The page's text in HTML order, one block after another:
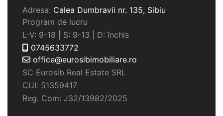
Adresa: Calea Dumbravii nr. 135, Sibiu
Program de lucru
L-V: 9-18 | S: 9-13 | D: închis
0745633772
office@eurosibimobiliare.ro
SC Eurosib Real Estate SRL
CUI: 51359417
Reg. Com: J32/13982/2025